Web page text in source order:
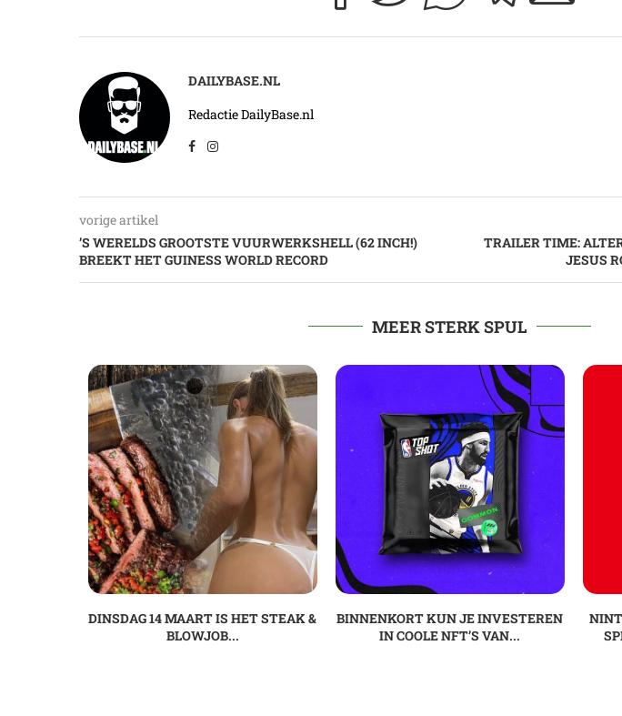
DAILYBASE.NL
Redactie DailyBase.nl
vorige artikel
’S WERELDS GROOTSTE VUURWERKSHELL (62 INCH!)
BREEKT HET GUINESS WORLD RECORD
TRAILER TIME:
JESUS
MEER STERK SPUL
DINSDAG 14 MAART IS HET STEAK &
BLOWJOB...
BINNENKORT KUN JE INVESTEREN
IN COOLE NFT’S VAN...